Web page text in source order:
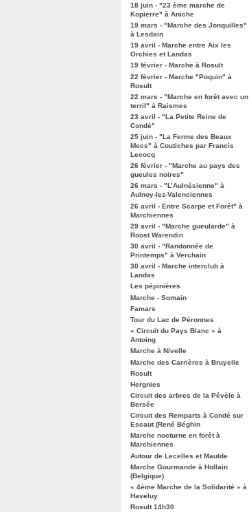
18 juin - "23 ème marche de
Kopierre" à Aniche
19 mars - "Marche des Jonquilles"
à Lesdain
19 avril - Marche entre Aix les
Orchies et Landas
19 février - Marche à Rosult
22 février - Marche "Poquin" à
Rosult
22 mars - "Marche en forêt avec un
terril" à Raismes
23 avril - "La Petite Reine de
Condé"
25 juin - "La Ferme des Beaux
Mecs" à Coutiches par Francis
Lecocq
26 février - "Marche au pays des
gueules noires"
26 mars - "L’Aulnésienne" à
Aulnoy-lez-Valenciennes
26 avril - Entre Scarpe et Forêt" à
Marchiennes
29 avril - "Marche gueularde" à
Roost Warendin
30 avril - "Randonnée de
Printemps" à Verchain
30 avril - Marche interclub à
Landas
Les pépinières
Marche - Somain
Famars
Tour du Lac de Péronnes
« Circuit du Pays Blanc » à
Antoing
Marche à Nivelle
Marche des Carrières à Bruyelle
Rosult
Hergnies
Circuit des arbres de la Pévèle à
Bersée
Circuit des Remparts à Condé sur
Escaut (René Béghin
Marche nocturne en forêt à
Marchiennes
Autour de Lecelles et Maulde
Marche Gourmande à Hollain
(Belgique)
« 4ème Marche de la Solidarité » à
Haveluy
Rosult 14h30